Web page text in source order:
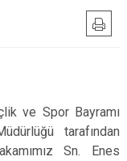
ve Spor Bayramı
tarafından
Sn. Enes